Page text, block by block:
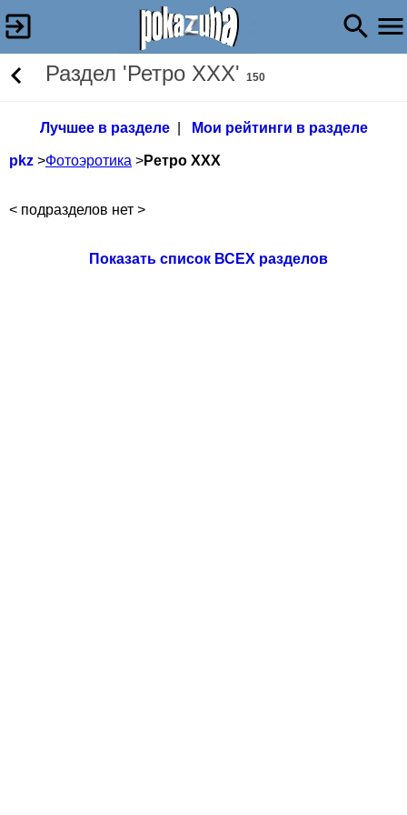
Раздел 'Ретро XXX' 150
Лучшее в разделе| Мои рейтинги в разделе
pkz >Фотоэротика >Ретро XXX
< подразделов нет >
Показать список ВСЕХ разделов